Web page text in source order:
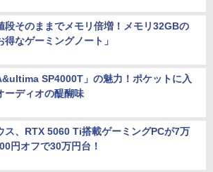
段そのままでメモリ倍増！メモリ32GBの
得なゲーミングノート」
SP4000T」の魅力！ポケットに入
ーディオの醍醐味
ス、RTX 5060 Ti搭載ゲーミングPCが7万
円オフで30万円台！